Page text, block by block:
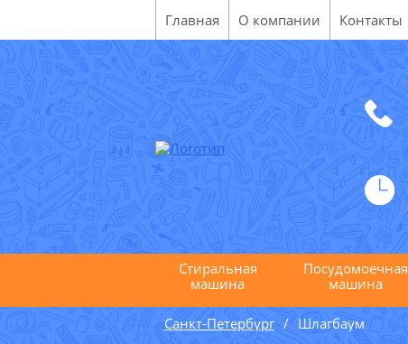
Главная О компании Контакты
Стиральная
машина
Посудомоечная
машина
Санкт-Петербург Шлагбаум